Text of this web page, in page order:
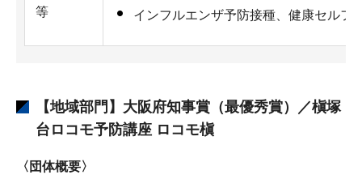
等
インフルエンザ予防接種、健康セルフ
【地域部門】大阪府知事賞（最優秀賞）／槇塚
台ロコモ予防講座 ロコモ槇
〈団体概要〉